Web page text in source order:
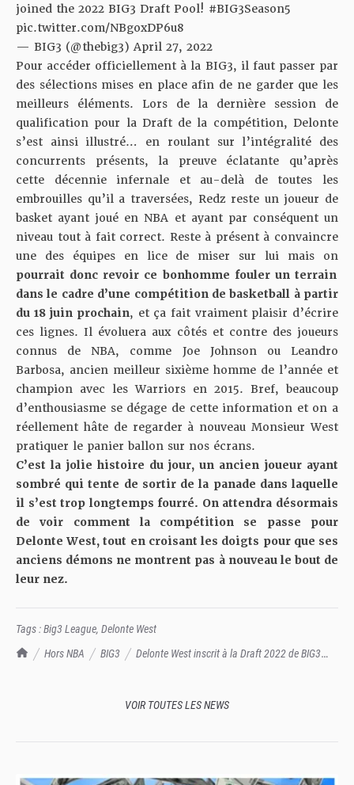
TrashTalk Actu NBA
Hors NBA BIG3
Delonte West inscrit à la Draft 2022 de BIG3
joined the 2022 BIG3 Draft Pool! #BIG3Season5
pic.twitter.com/NBgoxDP6u8
— BIG3 (@thebig3)April 27, 2022
Pour accéder officiellement à la BIG3, il faut passer par
des sélections mises en place afin de ne garder que les
meilleurs éléments. Lors de la dernière session de
qualification pour la Draft de la compétition, Delonte
s’est ainsi illustré… en roulant sur l’intégralité des
concurrents présents, la preuve éclatante qu’après
cette décennie infernale et au-delà de toutes les
embrouilles qu’il a traversées, Redz reste un joueur de
basket ayant joué en NBA et ayant par conséquent un
niveau tout à fait correct. Reste à présent à convaincre
une des équipes en lice de miser sur lui mais on
pourrait donc revoir ce bonhomme fouler un terrain
dans le cadre d’une compétition de basketball à partir
du 18 juin prochain, et ça fait vraiment plaisir d’écrire
ces lignes. Il évoluera aux côtés et contre des joueurs
connus de NBA, comme Joe Johnson ou Leandro
Barbosa, ancien meilleur sixième homme de l’année et
champion avec les Warriors en 2015. Bref, beaucoup
d’enthousiasme se dégage de cette information et on a
réellement hâte de regarder à nouveau Monsieur West
pratiquer le panier ballon sur nos écrans.
C’est la jolie histoire du jour, un ancien joueur ayant
sombré qui tente de sortir de la panade dans laquelle
il s’est trop longtemps fourré. On attendra désormais
de voir comment la compétition se passe pour
Delonte West, tout en croisant les doigts pour que ses
anciens démons ne montrent pas à nouveau le bout de
leur nez.
Tags :Big3 League, Delonte West
VOIR TOUTES LES NEWS